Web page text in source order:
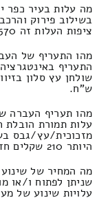
מה עלות בעיר כפר
בשילוב פירוק
ציפות העלות זה 570 ולא יותר מ210 ₪.
מהו התעריף של
התעריף
ש"ח.
מהו תעריף העברה
עלות תמורת הובלת
היותר 210 שקלים חדשים.
מה המחיר של
שניתן לפתוח ו/או
עלויות שינוע של